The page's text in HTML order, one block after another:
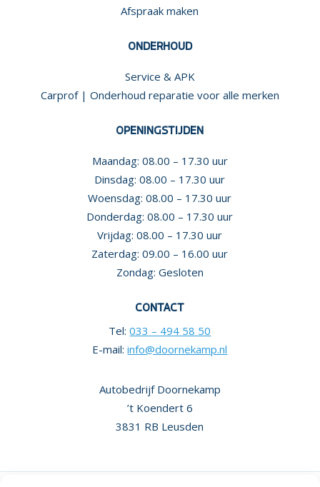
Afspraak maken
ONDERHOUD
Service & APK
Carprof | Onderhoud reparatie voor alle merken
OPENINGSTIJDEN
Maandag: 08.00 – 17.30 uur
Dinsdag: 08.00 – 17.30 uur
Woensdag: 08.00 – 17.30 uur
Donderdag: 08.00 – 17.30 uur
Vrijdag: 08.00 – 17.30 uur
Zaterdag: 09.00 – 16.00 uur
Zondag: Gesloten
CONTACT
Tel:033 – 494 58 50
E-mail:info@doornekamp.nl
Autobedrijf Doornekamp
’t Koendert 6
3831 RB Leusden